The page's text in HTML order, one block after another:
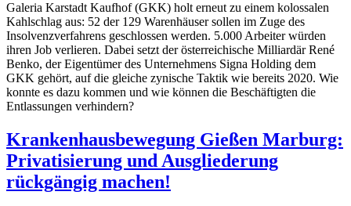
Galeria Karstadt Kaufhof (GKK) holt erneut zu einem kolossalen
Kahlschlag aus: 52 der 129 Warenhäuser sollen im Zuge des
Insolvenzverfahrens geschlossen werden. 5.000 Arbeiter würden
ihren Job verlieren. Dabei setzt der österreichische Milliardär René
Benko, der Eigentümer des Unternehmens Signa Holding dem
GKK gehört, auf die gleiche zynische Taktik wie bereits 2020. Wie
konnte es dazu kommen und wie können die Beschäftigten die
Entlassungen verhindern?
Krankenhausbewegung Gießen Marburg:
Privatisierung und Ausgliederung
rückgängig machen!